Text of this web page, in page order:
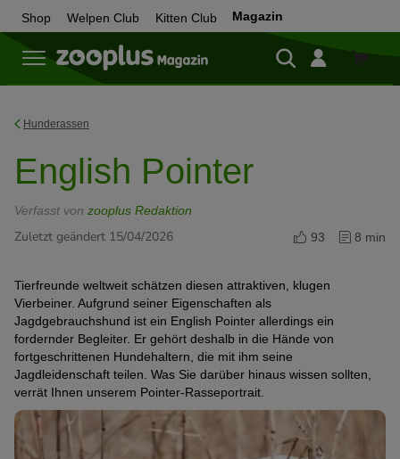
Shop Welpen Club Kitten Club Magazin
Zum
Hunderassen
English Pointer
Verfasst von zooplus Redaktion
Zuletzt geändert 15/04/2026 93 8 min
Tierfreunde weltweit schätzen diesen attraktiven, klugen
Vierbeiner. Aufgrund seiner Eigenschaften als
Jagdgebrauchshund ist ein English Pointer allerdings ein
fordernder Begleiter. Er gehört deshalb in die Hände von
fortgeschrittenen Hundehaltern, die mit ihm seine
Jagdleidenschaft teilen. Was Sie darüber hinaus wissen sollten,
verrät Ihnen unserem Pointer-Rasseportrait.